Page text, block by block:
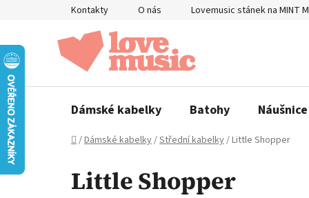
Kontakty O nás Lovemusic stánek na MINT
Dámské kabelky Batohy Náušnice
Domů
/Dámské kabelky/Střední kabelky/Little Shopper
Little Shopper